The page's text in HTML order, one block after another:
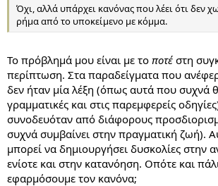
Όχι, αλλά υπάρχει κανόνας που λέει ότι δεν
ρήμα από το υποκείμενο με κόμμα.
Το πρόβλημά μου είναι με το ποτέ στη
περίπτωση. Στα παραδείγματα που
δεν ήταν μία λέξη (όπως αυτά που συχνά
γραμματικές και στις παρεμφερείς
συνοδευόταν από διάφορους
συχνά συμβαίνει στην πραγματική ζωή).
μπορεί να δημιουργήσει δυσκολίες στην
ενίοτε και στην κατανόηση. Οπότε και
εφαρμόσουμε τον κανόνα;